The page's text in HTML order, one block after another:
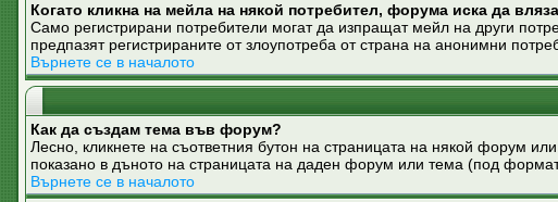
Когато кликна на мейла на някой потребител, форума иска да
Само регистрирани потребители могат да изпращат мейл на други
предпазят регистрираните от злоупотреба от страна на анонимни
Върнете се в началото
Как да създам тема във форум?
Лесно, кликнете на съответния бутон на страницата на някой форум
показано в дъното на страницата на даден форум или тема (под
Върнете се в началото